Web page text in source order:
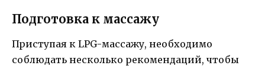
Подготовка к массажу
Приступая к LPG-массажу, необходимо
соблюдать несколько рекомендаций, чтобы